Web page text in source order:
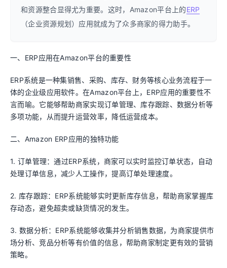
和资源整合显得尤为重要。这时，Amazon平台上的ERP
（企业资源规划）应用就成为了众多商家的得力助手。
一、ERP应用在Amazon平台的重要性
ERP系统是一种集销售、采购、库存、财务等核心业务流程于一
体的企业级应用软件。在Amazon平台上，ERP应用的重要性不
言而喻。它能够帮助商家实现订单管理、库存跟踪、数据分析等
多项功能，从而提升运营效率，降低运营成本。
二、Amazon ERP应用的独特功能
1. 订单管理：通过ERP系统，商家可以实时监控订单状态，自动
处理订单信息，减少人工操作，提高订单处理速度。
2. 库存跟踪：ERP系统能够实时更新库存信息，帮助商家掌握库
存动态，避免超卖或缺货情况的发生。
3. 数据分析：ERP系统能够收集并分析销售数据，为商家提供市
场分析、竞品分析等有价值的信息，帮助商家制定更有效的营销
策略。